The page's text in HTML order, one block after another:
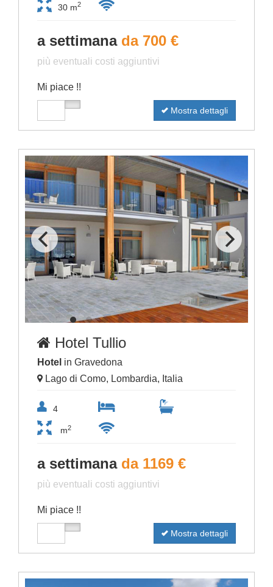
30 m2
a settimana da 700 €
più eventuali costi aggiuntivi
Mi piace !!
Mostra dettagli
Hotel Tullio
Hotel in Gravedona
Lago di Como, Lombardia, Italia
4
m2
a settimana da 1169 €
più eventuali costi aggiuntivi
Mi piace !!
Mostra dettagli